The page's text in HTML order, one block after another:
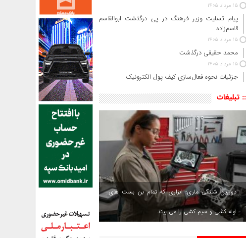
15 مرداد 1405
پیام تسلیت وزیر فرهنگ در پی درگذشت ابوالقاسم
قاسم‌زاده
15 مرداد 1405
محمد حقیقی درگذشت
15 مرداد 1405
جزئیات نحوه فعال‌سازی کیف پول الکترونیک
:: تبلیغات
دوربین شلنگی ماری؛ ابزاری که تمام بن بست های
لوله کشی و سیم کشی را می بیند